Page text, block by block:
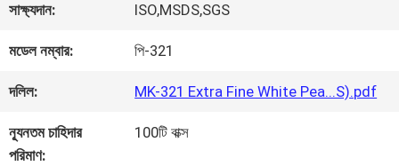
আমাদের
সম্পর্কে
কারখানা
সাক্ষ্যদান: ISO,MSDS,SGS
মডেল নম্বার: পি-321
দলিল: MK-321 Extra Fine White Pea...S).pdf
ন্যূনতম চাহিদার
পরিমাণ:
100টি বাক্স